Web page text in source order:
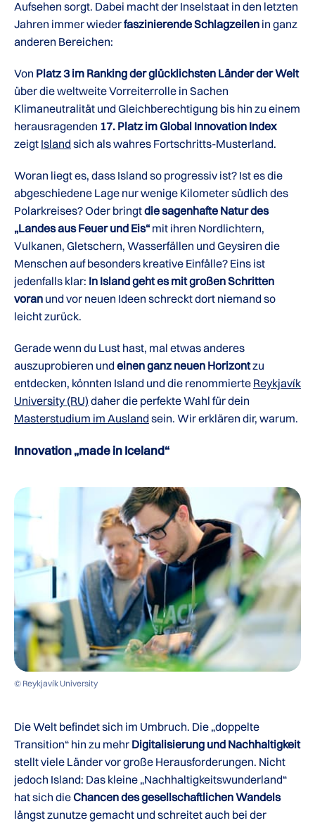
Aufsehen sorgt. Dabei macht der Inselstaat in den letzten
Jahren immer wiederfaszinierende Schlagzeilen in ganz
anderen Bereichen:
Von Platz 3 im Ranking der glücklichsten Länder der Welt
über die weltweite Vorreiterrolle in Sachen
Klimaneutralität und Gleichberechtigung bis hin zu einem
herausragenden 17. Platz im Global Innovation Index
zeigt Island sich als wahres Fortschritts-Musterland.
Woran liegt es, dass Island so progressiv ist? Ist es die
abgeschiedene Lage nur wenige Kilometer südlich des
Polarkreises? Oder bringtdie sagenhafte Natur des
„Landes aus Feuer und Eis“mit ihren Nordlichtern,
Vulkanen, Gletschern, Wasserfällen und Geysiren die
Menschen auf besonders kreative Einfälle? Eins ist
jedenfalls klar: In Island geht es mit großen Schritten
voran und vor neuen Ideen schreckt dort niemand so
leicht zurück.
Gerade wenn du Lust hast, mal etwas anderes
auszuprobieren und einen ganz neuen Horizontzu
entdecken, könnten Island und die renommierte Reykjavík
University (RU) daher die perfekte Wahl für dein
Masterstudium im Ausland sein. Wir erklären dir, warum.
Innovation „made in Iceland“
© Reykjavík University
Die Welt befindet sich im Umbruch. Die „doppelte
Transition“ hin zu mehr Digitalisierung und Nachhaltigkeit
stellt viele Länder vor große Herausforderungen. Nicht
jedoch Island: Das kleine „Nachhaltigkeitswunderland“
hat sich dieChancen des gesellschaftlichen Wandels
längst zunutze gemacht und schreitet auch bei der